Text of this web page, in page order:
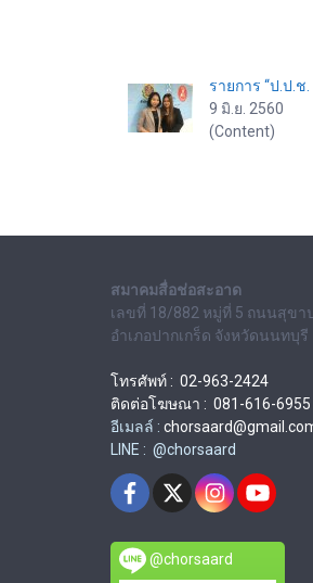
รายการ “ป.ป.ช
9 มิ.ย. 2560
(Content)
สมาคมสื่อช่อสะอาด
เลขที่ 18/882 หมู่ที่ 5 ถนนสุข
อำเภอปากเกร็ด จังหวัดนนทบุรี
โทรศัพท์ : 02-963-2424
ติดต่อโฆษณา : 081-616-6955
อีเมลล์ :
LINE : @chorsaard
@chorsaard